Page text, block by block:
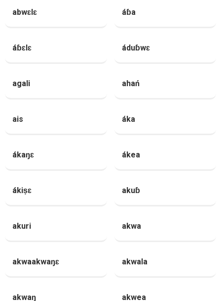
abwɛlɛ áɓa
áɓɛlɛ áduɓwɛ
agali ahań
ais áka
ákaŋɛ ákea
ákiṣɛ akuɓ
akuri akwa
akwaakwaŋɛ akwala
akwaŋ akwea